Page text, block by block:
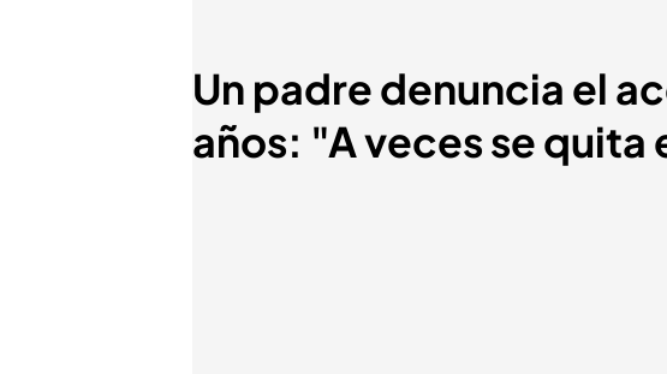
Un padre denuncia el
años: "A veces se